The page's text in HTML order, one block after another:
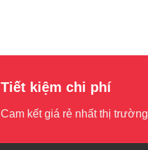
Tiết kiệm chi phí
Cam kết giá rẻ nhất thị trường